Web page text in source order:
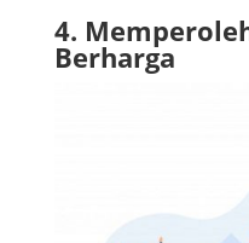
4.
Berharga